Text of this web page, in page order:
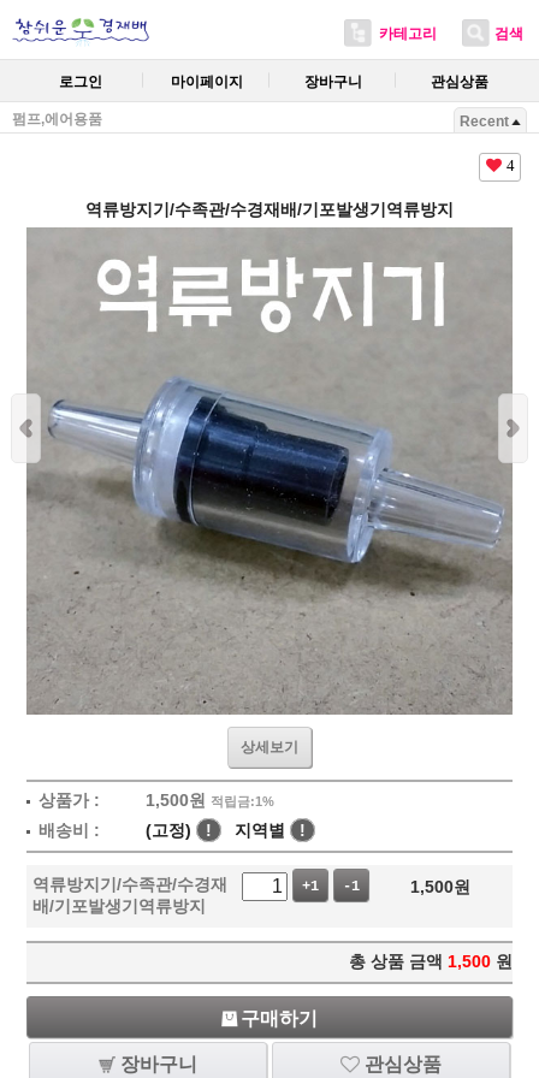
카테고리 검색
로그인 마이페이지 장바구니 관심상품
펌프,에어용품 Recent
4
역류방지기/수족관/수경재배/기포발생기역류방지
상세보기
상품가 : 1,500원 적립금:1%
배송비 : (고정) ! 지역별 !
역류방지기/수족관/수경재
배/기포발생기역류방지
+1 -1 1,500원
총 상품 금액 1,500 원
구매하기
장바구니 관심상품